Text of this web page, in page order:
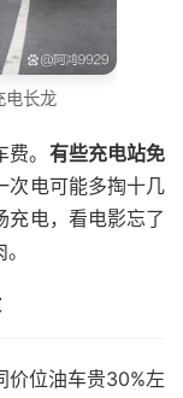
电长龙
。 有些充电站免
次电可能多掏十几
充电，看电影忘了
价位油车贵30%左